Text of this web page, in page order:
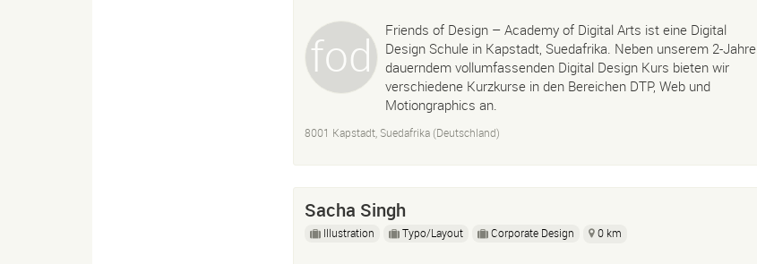
Friends of Design – Academy of Digital Arts ist eine Digital
Design Schule in Kapstadt, Suedafrika. Neben unserem 2-Jahre
dauerndem vollumfassenden Digital Design Kurs bieten wir
verschiedene Kurzkurse in den Bereichen DTP, Web und
Motiongraphics an.
8001 Kapstadt, Suedafrika (Deutschland)
Sacha Singh
Illustration Typo/Layout Corporate Design 0 km